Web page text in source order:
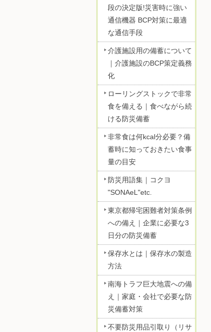
段の決定版!災害時に強い
通信機器 BCP対策に最適
な通信手段
介護施設用の備蓄について
｜介護施設のBCP策定義務
化
ローリングストックで非常
食を備える｜食べながら続
ける防災備蓄
非常食は何kcal分必要？備
蓄時に知っておきたい食事
量の目安
防災用語集｜コクヨ
"SONAeL"etc.
東京都帰宅困難者対策条例
への備え｜企業に必要な3
日分の防災備蓄
保存水とは｜保存水の製造
方法
南海トラフ巨大地震への備
え｜家庭・会社で必要な防
災備蓄対策
不要防災用品引取り（リサ